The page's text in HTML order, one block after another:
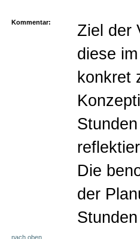
Kommentar:
Ziel der
diese
konkret
Die
der
nach oben